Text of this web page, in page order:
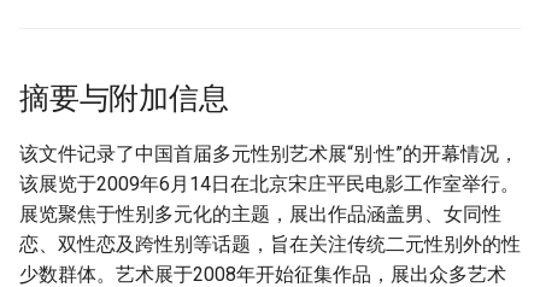
摘要与附加信息
该文件记录了中国首届多元性别艺术展“别·性”的开幕情况，
该展览于2009年6月14日在北京宋庄平民电影工作室举行。
展览聚焦于性别多元化的主题，展出作品涵盖男、女同性
恋、双性恋及跨性别等话题，旨在关注传统二元性别外的性
少数群体。艺术展于2008年开始征集作品，展出众多艺术